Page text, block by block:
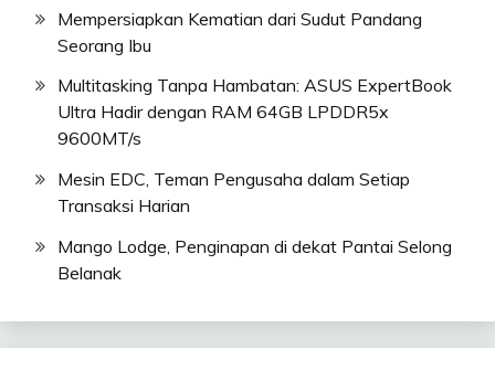
Mempersiapkan Kematian dari Sudut Pandang
Seorang Ibu
Multitasking Tanpa Hambatan: ASUS ExpertBook
Ultra Hadir dengan RAM 64GB LPDDR5x
9600MT/s
Mesin EDC, Teman Pengusaha dalam Setiap
Transaksi Harian
Mango Lodge, Penginapan di dekat Pantai Selong
Belanak